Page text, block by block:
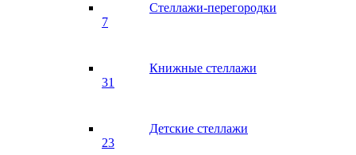
Стеллажи-перегородки
7
Книжные стеллажи
31
Детские стеллажи
23